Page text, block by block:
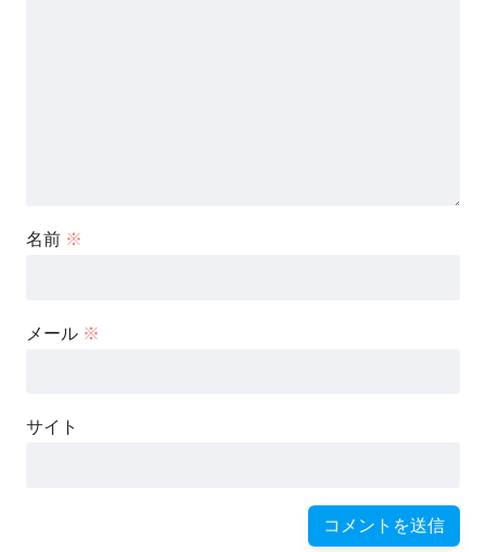
名前 ※
メール ※
サイト